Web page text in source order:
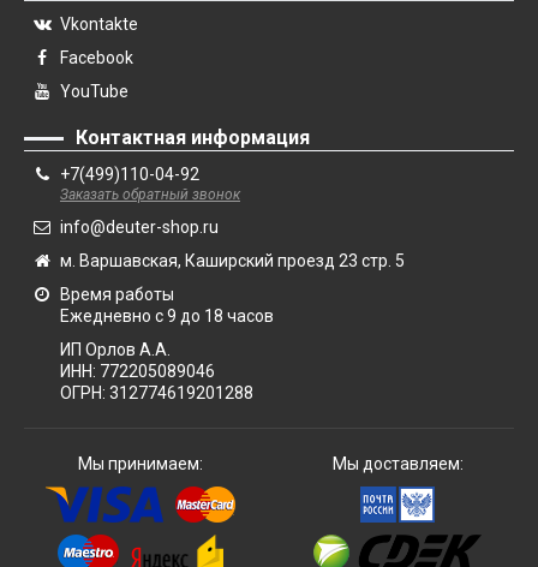
Vkontakte
Facebook
YouTube
Контактная информация
+7(499)110-04-92
Заказать обратный звонок
info@deuter-shop.ru
м. Варшавская, Каширский проезд 23 стр. 5
Время работы
Ежедневно с 9 до 18 часов
ИП Орлов А.А.
ИНН: 772205089046
ОГРН: 312774619201288
Мы принимаем: Мы доставляем: